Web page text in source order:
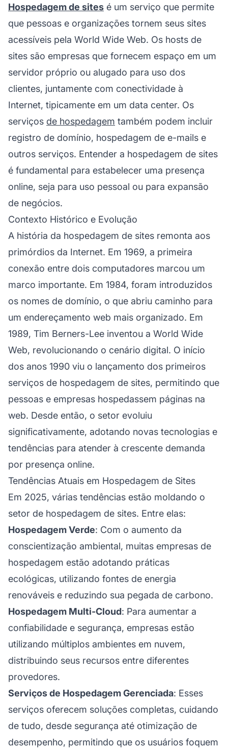
Hospedagem de sites é um serviço que permite
que pessoas e organizações tornem seus sites
acessíveis pela World Wide Web. Os hosts de
sites são empresas que fornecem espaço em um
servidor próprio ou alugado para uso dos
clientes, juntamente com conectividade à
Internet, tipicamente em um data center. Os
serviços de hospedagem também podem incluir
registro de domínio, hospedagem de e-mails e
outros serviços. Entender a hospedagem de sites
é fundamental para estabelecer uma presença
online, seja para uso pessoal ou para expansão
de negócios.
Contexto Histórico e Evolução
A história da hospedagem de sites remonta aos
primórdios da Internet. Em 1969, a primeira
conexão entre dois computadores marcou um
marco importante. Em 1984, foram introduzidos
os nomes de domínio, o que abriu caminho para
um endereçamento web mais organizado. Em
1989, Tim Berners-Lee inventou a World Wide
Web, revolucionando o cenário digital. O início
dos anos 1990 viu o lançamento dos primeiros
serviços de hospedagem de sites, permitindo que
pessoas e empresas hospedassem páginas na
web. Desde então, o setor evoluiu
significativamente, adotando novas tecnologias e
tendências para atender à crescente demanda
por presença online.
Tendências Atuais em Hospedagem de Sites
Em 2025, várias tendências estão moldando o
setor de hospedagem de sites. Entre elas:
Hospedagem Verde: Com o aumento da
conscientização ambiental, muitas empresas de
hospedagem estão adotando práticas
ecológicas, utilizando fontes de energia
renováveis e reduzindo sua pegada de carbono.
Hospedagem Multi-Cloud: Para aumentar a
confiabilidade e segurança, empresas estão
utilizando múltiplos ambientes em nuvem,
distribuindo seus recursos entre diferentes
provedores.
Serviços de Hospedagem Gerenciada: Esses
serviços oferecem soluções completas, cuidando
de tudo, desde segurança até otimização de
desempenho, permitindo que os usuários foquem